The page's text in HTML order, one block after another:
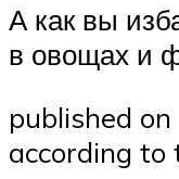
А как вы
в овощах и
published on
according to